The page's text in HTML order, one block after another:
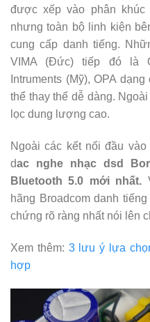
được xếp vào phân khúc
nhưng toàn bộ linh kiện
cung cấp danh tiếng.
VIMA (Đức) tiếp đó là
Intruments (Mỹ), OPA
thể thay thế dễ dàng.
lọc dung lượng cao.
Ngoài các kết nối đầu
dac nghe nhạc dsd
Bluetooth 5.0 mới nhất.
hãng Broadcom danh
chứng rõ ràng nhất nói lên
Xem thêm: 3 lưu ý lựa
hợp